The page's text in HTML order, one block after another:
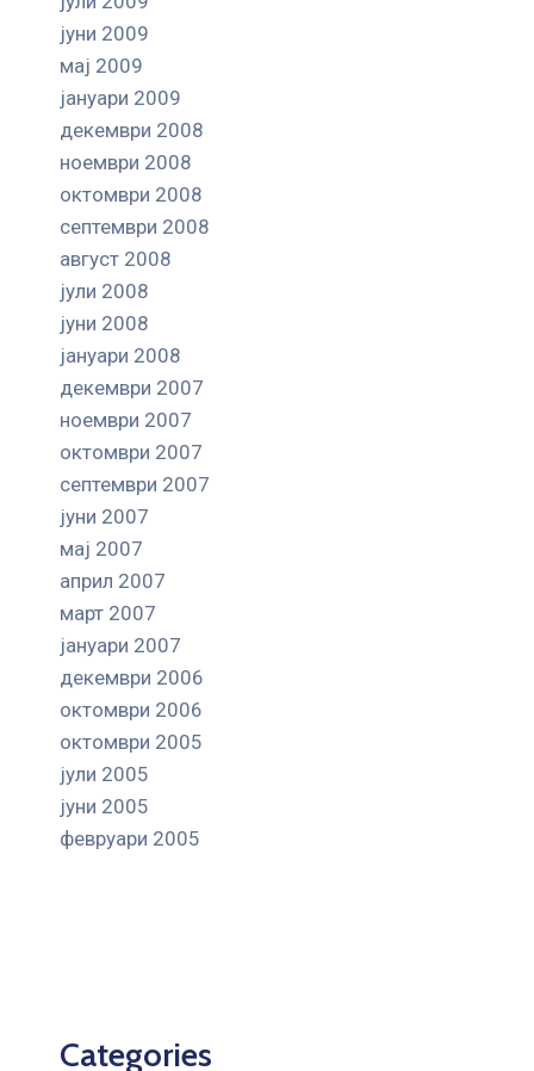
јуни 2009
мај 2009
јануари 2009
декември 2008
ноември 2008
октомври 2008
септември 2008
август 2008
јули 2008
јуни 2008
јануари 2008
декември 2007
ноември 2007
октомври 2007
септември 2007
јуни 2007
мај 2007
април 2007
март 2007
јануари 2007
декември 2006
октомври 2006
октомври 2005
јули 2005
јуни 2005
февруари 2005
Categories